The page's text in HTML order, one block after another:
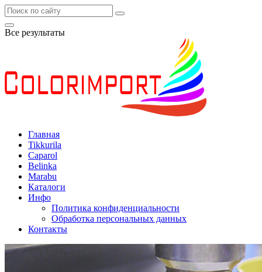
Все результаты
Главная
Tikkurila
Caparol
Belinka
Marabu
Каталоги
Инфо
Политика конфиденциальности
Обработка персональных данных
Контакты